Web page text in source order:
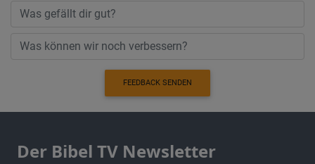
FEEDBACK SENDEN
Der Bibel TV Newsletter